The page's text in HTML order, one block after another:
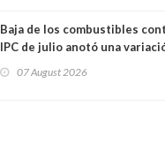
Baja de los combustibles
IPC de julio anotó una
07 August 2026